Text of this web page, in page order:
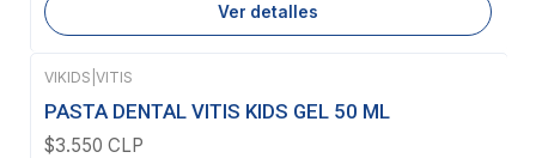
Ver detalles
VIKIDS VITIS
PASTA DENTAL VITIS KIDS GEL 50 ML
$3.550 CLP